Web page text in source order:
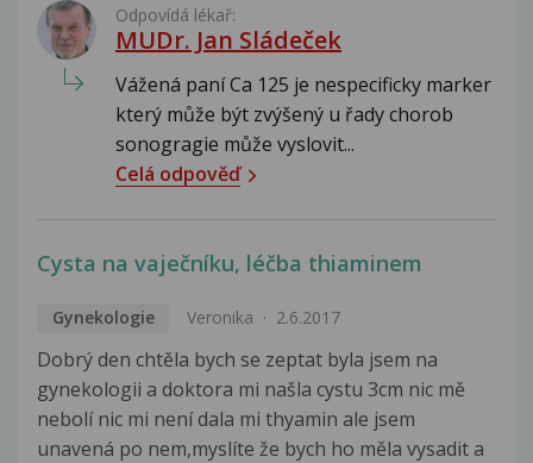
Odpovídá lékař:
MUDr. Jan Sládeček
Vážená paní Ca 125 je nespecificky marker
který může být zvýšený u řady chorob
sonogragie může vyslovit...
Celá odpověď
Cysta na vaječníku, léčba thiaminem
Gynekologie Veronika 2.6.2017
Dobrý den chtěla bych se zeptat byla jsem na
gynekologii a doktora mi našla cystu 3cm nic mě
nebolí nic mi není dala mi thyamin ale jsem
unavená po nem,myslíte že bych ho měla vysadit a